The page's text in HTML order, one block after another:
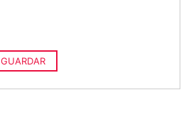
GUARDAR